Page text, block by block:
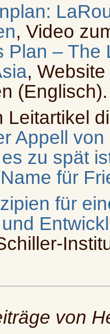
, Video
Plan – The
,
(Englisch).
Leitartikel
Appell
zu spät
für
für
von